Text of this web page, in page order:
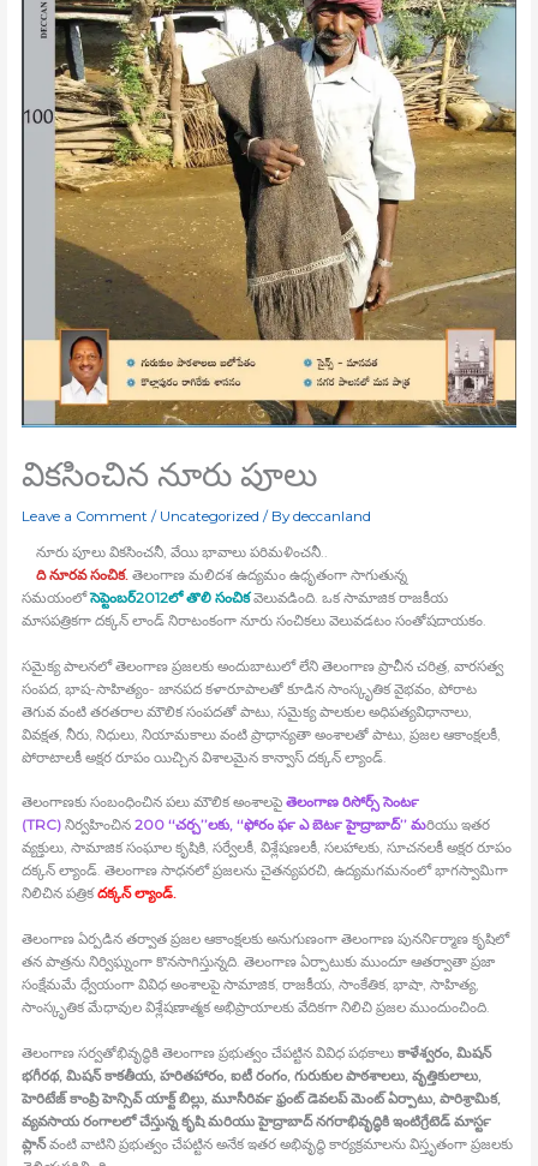
వికసించిన నూరు పూలు
Leave a Comment / Uncategorized / Bydeccanland
నూరు పూలు వికసించనీ, వేయి భావాలు పరిమళించనీ..
ది నూరవ సంచిక. తెలంగాణ మలిదశ ఉద్యమం ఉధృతంగా సాగుతున్న
సమయంలోసెప్టెంబర్2012లో తొలి సంచికవెలువడింది. ఒక సామాజిక రాజకీయ
మాసపత్రికగా దక్కన్ లాండ్ నిరాటంకంగా నూరు సంచికలు వెలువడటం సంతోషదాయకం.
సమైక్య పాలనలో తెలంగాణ ప్రజలకు అందుబాటులో లేని తెలంగాణ ప్రాచీన చరిత్ర, వారసత్వ
సంపద, భాష-సాహిత్యం- జానపద కళారూపాలతో కూడిన సాంస్కృతిక వైభవం, పోరాట
తెగువ వంటి తరతరాల మౌలిక సంపదతో పాటు, సమైక్య పాలకుల అధిపత్యవిధానాలు,
వివక్షత, నీరు, నిధులు, నియామకాలు వంటి ప్రాధాన్యతా అంశాలతో పాటు, ప్రజల ఆకాంక్షలకీ,
పోరాటాలకీ అక్షర రూపం యిచ్చిన విశాలమైన కాన్వాస్‍ దక్కన్‍ ల్యాండ్‍.
తెలంగాణకు సంబంధించిన పలు మౌలిక అంశాలపై తెలంగాణ రిసోర్స్ సెంటర్‍
(TRC)నిర్వహించిన 200 ‘‘చర్చ’’లకు, ‘‘ఫోరం ఫర్‍ ఎ బెటర్‍ హైద్రాబాద్‍’’ మరియు ఇతర
వ్యక్తులు, సామాజిక సంఘాల కృషికి, సర్వేలకీ, విశ్లేషణలకీ, సలహాలకు, సూచనలకీ అక్షర రూపం
దక్కన్‍ ల్యాండ్‍. తెలంగాణ సాధనలో ప్రజలను చైతన్యపరచి, ఉద్యమగమనంలో భాగస్వామిగా
నిలిచిన పత్రికదక్కన్‍ ల్యాండ్‍.
తెలంగాణ ఏర్పడిన తర్వాత ప్రజల ఆకాంక్షలకు అనుగుణంగా తెలంగాణ పునర్‍నిర్మాణ కృషిలో
తన పాత్రను నిర్విఘ్నంగా కొనసాగిస్తున్నది. తెలంగాణ ఏర్పాటుకు ముందూ ఆతర్వాతా ప్రజా
సంక్షేమమే ధ్వేయంగా వివిధ అంశాలపై సామాజిక, రాజకీయ, సాంకేతిక, భాషా, సాహిత్య,
సాంస్కృతిక మేధావుల విశ్లేషణాత్మక అభిప్రాయాలకు వేదికగా నిలిచి ప్రజల ముందుంచింది.
తెలంగాణ సర్వతోభివృద్ధికి తెలంగాణ ప్రభుత్వం చేపట్టిన వివిధ పథకాలు కాళేశ్వరం, మిషన్‍
భగీరథ, మిషన్‍ కాకతీయ, హరితహారం, ఐటీ రంగం, గురుకుల పాఠశాలలు, వృత్తికులాలు,
హెరిటేజ్‍ కాంప్రి హెన్సివ్‍ యాక్ట్ బిల్లు, మూసీరివర్‍ ఫ్రంట్‍ డెవలప్‍ మెంట్‍ ఏర్పాటు, పారిశ్రామిక,
వ్యవసాయ రంగాలలో చేస్తున్న కృషి మరియు హైద్రాబాద్‍ నగరాభివృద్ధికి ఇంటిగ్రేటెడ్‍ మాస్టర్‍
ప్లాన్‍వంటి వాటిని ప్రభుత్వం చేపట్టిన అనేక ఇతర అభివృద్ధి కార్యక్రమాలను విస్తృతంగా ప్రజలకు